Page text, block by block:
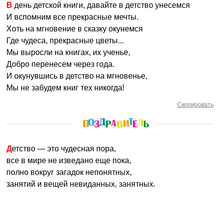
В день детской книги, давайте в детство унесемся
И вспомним все прекрасные мечты.
Хоть на мгновение в сказку окунемся
Где чудеса, прекрасные цветы...
Мы выросли на книгах, их ученье,
Добро перенесем через года.
И окунувшись в детство на мгновенье,
Мы не забудем книг тех никогда!
Скопировать
Детство — это чудесная пора,
все в мире не изведано еще пока,
полно вокруг загадок непонятных,
занятий и вещей невиданных, занятных.